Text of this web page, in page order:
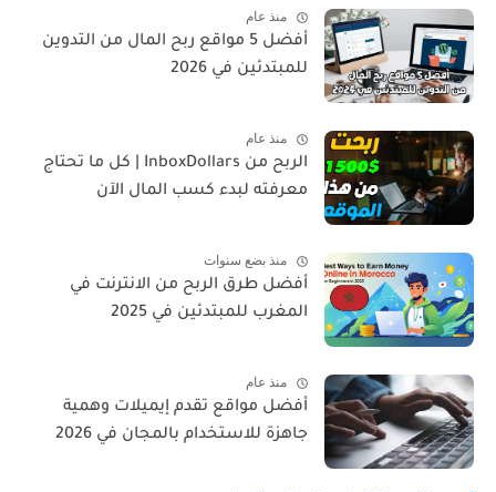
منذ عام
أفضل 5 مواقع ربح المال من التدوين
للمبتدئين في 2026
منذ عام
الربح من InboxDollars | كل ما تحتاج
معرفته لبدء كسب المال الآن
منذ بضع سنوات
أفضل طرق الربح من الانترنت في
المغرب للمبتدئين في 2025
منذ عام
أفضل مواقع تقدم إيميلات وهمية
جاهزة للاستخدام بالمجان في 2026